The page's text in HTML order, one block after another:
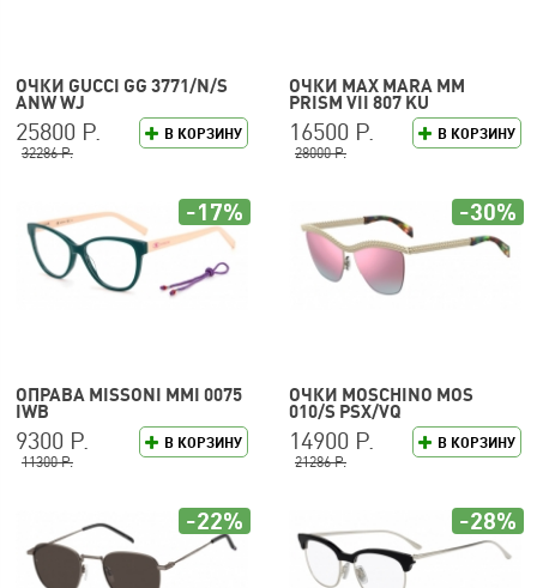
ОЧКИ GUCCI GG 3771/N/S
ANW WJ
В КОРЗИНУ
25800 Р.
32286 Р.
ОЧКИ MAX MARA MM
PRISM VII 807 KU
В КОРЗИНУ
16500 Р.
28000 Р.
ОПРАВА MISSONI MMI 0075
IWB
В КОРЗИНУ
9300 Р.
11300 Р.
-17%
ОЧКИ MOSCHINO MOS
010/S PSX/VQ
В КОРЗИНУ
14900 Р.
21286 Р.
-30%
-22% -28%